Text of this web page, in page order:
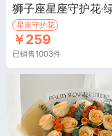
星座守护花
￥259
已销售1003件